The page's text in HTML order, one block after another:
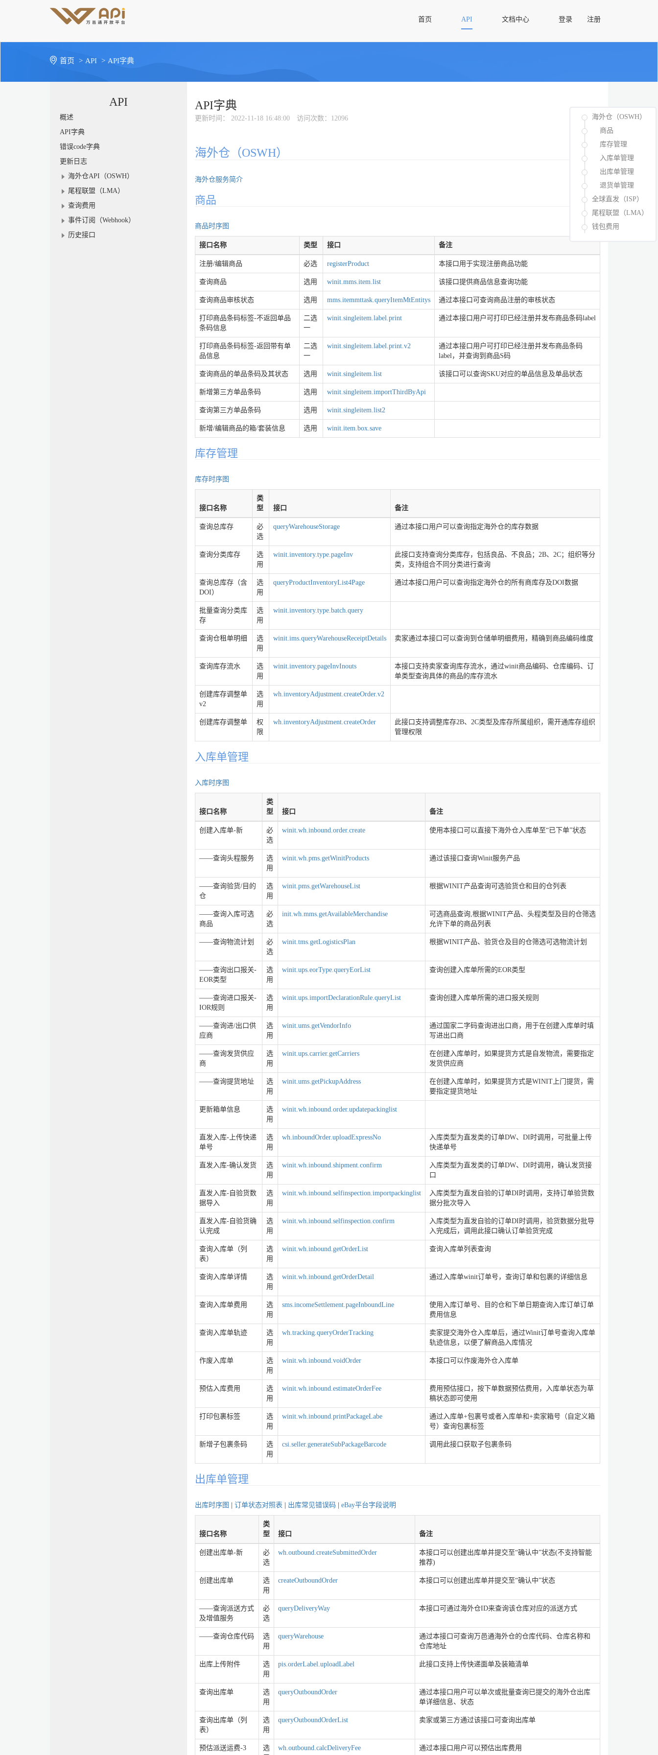
首页 API 文档中心 登录 注册
首页 > API > API字典
API
概述
API字典
错误code字典
更新日志
海外仓API（OSWH）
尾程联盟（LMA）
查询费用
事件订阅（Webhook）
历史接口
API字典
更新时间 ： 2022-11-18 16:48:00 访问次数 ：12096
海外仓（OSWH）
海外仓服务简介
商品
商品时序图
接口名称 类型 接口 备注
注册/编辑商品 必选 registerProduct 本接口用于实现注册商品功能
查询商品 选用 winit.mms.item.list 该接口提供商品信息查询功能
查询商品审核状态 选用 mms.itemmttask.queryItemMtEntitys 通过本接口可查询商品注册的审核状态
打印商品条码标签-不返回单品
条码信息
二选
一
winit.singleitem.label.print 通过本接口用户可打印已经注册并发布商品条码label
打印商品条码标签-返回带有单
品信息
二选
一
winit.singleitem.label.print.v2
通过本接口用户可打印已经注册并发布商品条码
label，并查询到商品S码
查询商品的单品条码及其状态 选用 winit.singleitem.list 该接口可以查询SKU对应的单品信息及单品状态
新增第三方单品条码 选用 winit.singleitem.importThirdByApi
查询第三方单品条码 选用 winit.singleitem.list2
新增/编辑商品的箱/套装信息 选用 winit.item.box.save
库存管理
库存时序图
接口名称
类
型
接口 备注
查询总库存
必
选
queryWarehouseStorage 通过本接口用户可以查询指定海外仓的库存数据
查询分类库存
选
用
winit.inventory.type.pageInv
此接口支持查询分类库存，包括良品、不良品；2B、2C；组织等分
类，支持组合不同分类进行查询
查询总库存（含
DOI）
选
用
queryProductInventoryList4Page 通过本接口用户可以查询指定海外仓的所有商库存及DOI数据
批量查询分类库
存
选
用
winit.inventory.type.batch.query
查询仓租单明细
选
用
winit.ims.queryWarehouseReceiptDetails 卖家通过本接口可以查询到仓储单明细费用，精确到商品编码维度
查询库存流水
选
用
winit.inventory.pageInvInouts
本接口支持卖家查询库存流水，通过winit商品编码、仓库编码、订
单类型查询具体的商品的库存流水
创建库存调整单
v2
选
用
wh.inventoryAdjustment.createOrder.v2
创建库存调整单
权
限
wh.inventoryAdjustment.createOrder
此接口支持调整库存2B、2C类型及库存所属组织，需开通库存组织
管理权限
入库单管理
入库时序图
接口名称
类
型
接口 备注
创建入库单-新
必
选
winit.wh.inbound.order.create 使用本接口可以直接下海外仓入库单至“已下单”状态
——查询头程服务
选
用
winit.wh.pms.getWinitProducts 通过该接口查询Winit服务产品
——查询验货/目的
仓
选
用
winit.pms.getWarehouseList 根据WINIT产品查询可选验货仓和目的仓列表
——查询入库可选
商品
必
选
init.wh.mms.getAvailableMerchandise
可选商品查询,根据WINIT产品、头程类型及目的仓筛选
允许下单的商品列表
——查询物流计划
必
选
winit.tms.getLogisticsPlan 根据WINIT产品、验货仓及目的仓筛选可选物流计划
——查询出口报关-
EOR类型
选
用
winit.ups.eorType.queryEorList 查询创建入库单所需的EOR类型
——查询进口报关-
IOR规则
选
用
winit.ups.importDeclarationRule.queryList 查询创建入库单所需的进口报关规则
——查询进/出口供
应商
选
用
winit.ums.getVendorInfo
通过国家二字码查询进出口商，用于在创建入库单时填
写进出口商
——查询发货供应
商
选
用
winit.ups.carrier.getCarriers
在创建入库单时，如果提货方式是自发物流，需要指定
发货供应商
——查询提货地址
选
用
winit.ums.getPickupAddress
在创建入库单时，如果提货方式是WINIT上门提货，需
要指定提货地址
更新箱单信息
选
用
winit.wh.inbound.order.updatepackinglist
直发入库-上传快递
单号
选
用
wh.inboundOrder.uploadExpressNo
入库类型为直发类的订单DW、DI时调用，可批量上传
快递单号
直发入库-确认发货
选
用
winit.wh.inbound.shipment.confirm
入库类型为直发类的订单DW、DI时调用，确认发货接
口
直发入库-自验货数
据导入
选
用
winit.wh.inbound.selfinspection.importpackinglist
入库类型为直发自验的订单DI时调用，支持订单验货数
据分批次导入
直发入库-自验货确
认完成
选
用
winit.wh.inbound.selfinspection.confirm
入库类型为直发自验的订单DI时调用，验货数据分批导
入完成后，调用此接口确认订单验货完成
查询入库单（列
表）
选
用
winit.wh.inbound.getOrderList 查询入库单列表查询
查询入库单详情
选
用
winit.wh.inbound.getOrderDetail 通过入库单winit订单号，查询订单和包裹的详细信息
查询入库单费用
选
用
sms.incomeSettlement.pageInboundLine
使用入库订单号、目的仓和下单日期查询入库订单订单
费用信息
查询入库单轨迹
选
用
wh.tracking.queryOrderTracking
卖家提交海外仓入库单后，通过Winit订单号查询入库单
轨迹信息，以便了解商品入库情况
作废入库单
选
用
winit.wh.inbound.voidOrder 本接口可以作废海外仓入库单
预估入库费用
选
用
winit.wh.inbound.estimateOrderFee
费用预估接口，按下单数据预估费用，入库单状态为草
稿状态即可使用
打印包裹标签
选
用
winit.wh.inbound.printPackageLabe
通过入库单+包裹号或者入库单和+卖家箱号（自定义箱
号）查询包裹标签
新增子包裹条码
选
用
csi.seller.generateSubPackageBarcode 调用此接口获取子包裹条码
出库单管理
出库时序图 订单状态对照表 出库常见错误码 eBay平台字段说明
接口名称
类
型
接口 备注
创建出库单-新
必
选
wh.outbound.createSubmittedOrder
本接口可以创建出库单并提交至“确认中”状态(不支持智能
推荐)
创建出库单
选
用
createOutboundOrder 本接口可以创建出库单并提交至“确认中”状态
——查询派送方式
及增值服务
必
选
queryDeliveryWay 本接口可通过海外仓ID来查询该仓库对应的派送方式
——查询仓库代码
选
用
queryWarehouse
通过本接口可查询万邑通海外仓的仓库代码、仓库名称和
仓库地址
出库上传附件
选
用
pis.orderLabel.uploadLabel 此接口支持上传快递面单及装箱清单
查询出库单
选
用
queryOutboundOrder
通过本接口用户可以单次或批量查询已提交的海外仓出库
单详细信息、状态
查询出库单（列
表）
选
用
queryOutboundOrderList 卖家或第三方通过该接口可查询出库单
预估派送运费-3
选
wh.outbound.calcDeliveryFee 通过本接口用户可以预估出库费用
海外仓（OSWH）
商品
库存管理
入库单管理
出库单管理
退货单管理
全球直发（ISP）
尾程联盟（LMA）
钱包费用